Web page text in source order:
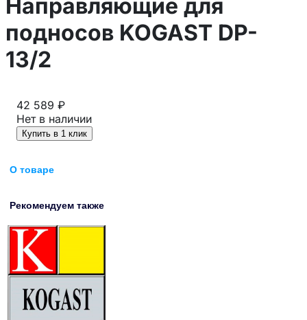
Направляющие для
подносов KOGAST DP-
13/2
42 589 ₽
Нет в наличии
Купить в 1 клик
О товаре
Рекомендуем также